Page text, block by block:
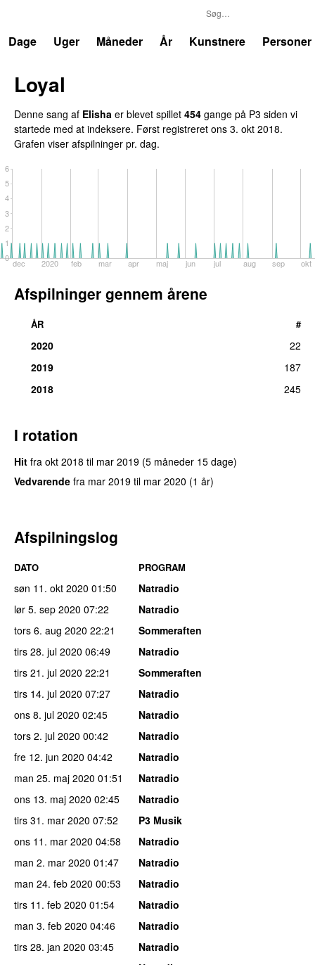
Dage
Uger Måneder År Kunstnere Personer
Loyal
Denne sang af Elisha er blevet spillet 454 gange på P3 siden vi
startede med at indeksere. Først registreret ons 3. okt 2018.
Grafen viser afspilninger pr. dag.
dec 2020 feb mar apr maj jun jul aug sep okt
0
1
2
3
4
5
6
Afspilninger gennem årene
ÅR #
2020
22
2019
187
2018
245
I rotation
Hit fra okt 2018 til mar 2019 (5 måneder 15 dage)
Vedvarende fra mar 2019 til mar 2020 (1 år)
Afspilningslog
DATO PROGRAM
søn 11. okt 2020 01:50
Natradio
lør 5. sep 2020 07:22
Natradio
tors 6. aug 2020 22:21
Sommeraften
tirs 28. jul 2020 06:49
Natradio
tirs 21. jul 2020 22:21
Sommeraften
tirs 14. jul 2020 07:27
Natradio
ons 8. jul 2020 02:45
Natradio
tors 2. jul 2020 00:42
Natradio
fre 12. jun 2020 04:42
Natradio
man 25. maj 2020 01:51
Natradio
ons 13. maj 2020 02:45
Natradio
tirs 31. mar 2020 07:52
P3 Musik
ons 11. mar 2020 04:58
Natradio
man 2. mar 2020 01:47
Natradio
man 24. feb 2020 00:53
Natradio
tirs 11. feb 2020 01:54
Natradio
man 3. feb 2020 04:46
Natradio
tirs 28. jan 2020 03:45
Natradio